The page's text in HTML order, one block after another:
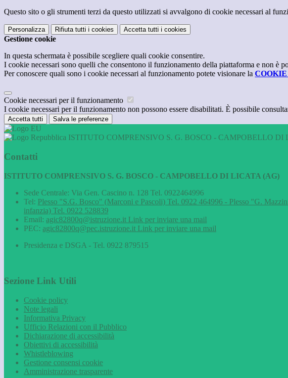
Questo sito o gli strumenti terzi da questo utilizzati si avvalgono di cookie necessari al
Personalizza Rifiuta tutti i cookies Accetta tutti i cookies
Gestione cookie
In questa schermata è possibile scegliere quali cookie consentire.
I cookie necessari sono quelli che consentono il funzionamento della piattaforma e non è
Per conoscere quali sono i cookie necessari al funzionamento potete visionare la
Cookie necessari per il funzionamento
I cookie necessari per il funzionamento non possono essere disabilitati. È possibile
Accetta tutti Salva le preferenze
ISTITUTO COMPRENSIVO S. G. BOSCO - CAMPOBELLO DI
Contatti
ISTITUTO COMPRENSIVO S. G. BOSCO - CAMPOBELLO DI LICATA (AG)
Sede Centrale: Via Gen. Cascino n. 128 Tel. 0922464996
Tel: Plesso "S.G. Bosco" (Marconi e Pascoli) Tel. 0922 464996 - Plesso "G.
infanzia) Tel. 0922 528839
Email: agic82800q@istruzione.it Link per inviare una mail
PEC: agic82800q@pec.istruzione.it Link per inviare una mail
Presidenza e DSGA - Tel. 0922 879515
Sezione Link Utili
Cookie policy
Note legali
Informativa Privacy
Ufficio Relazioni con il Pubblico
Dichiarazione di accessibilità
Obiettivi di accessibilità
Whistleblowing
Gestione consensi cookie
Amministrazione trasparente